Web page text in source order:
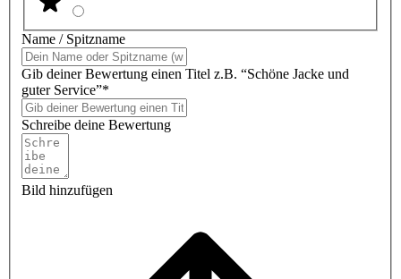
Name / Spitzname
Gib deiner Bewertung einen Titel z.B. “Schöne Jacke und
guter Service”*
Schreibe deine Bewertung
Bild hinzufügen